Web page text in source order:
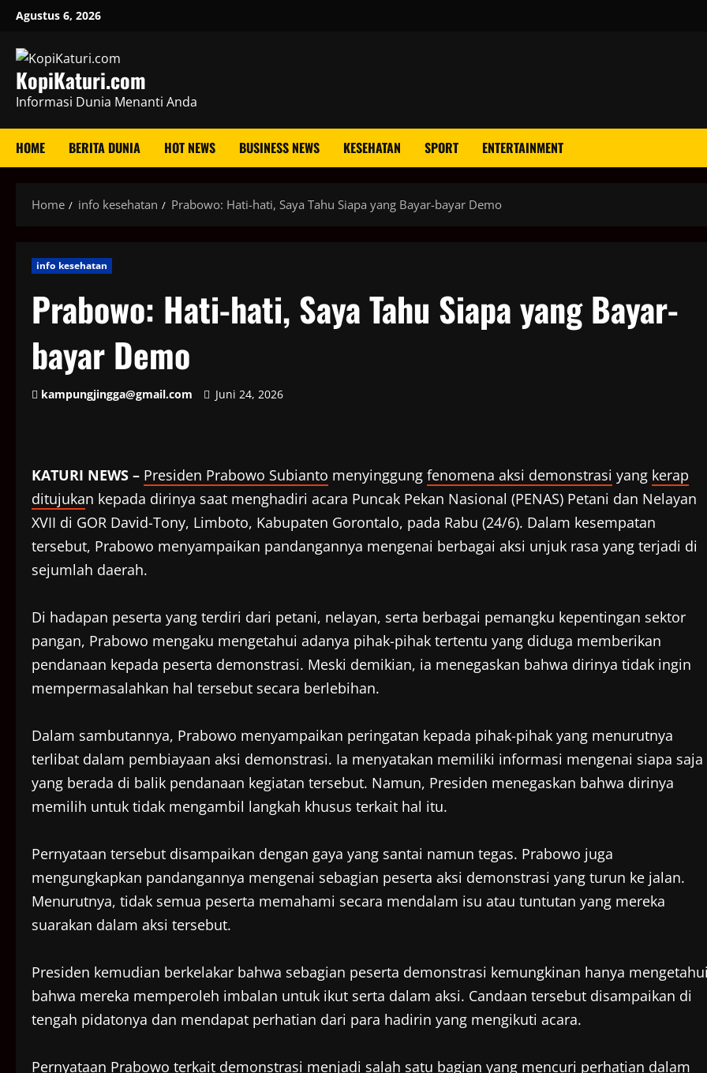
Skip
content
Agustus 6, 2026
KopiKaturi.com
Informasi Dunia Menanti Anda
HOME BERITA DUNIA HOT NEWS BUSINESS NEWS KESEHATAN SPORT ENTERTAINMENT
Home info kesehatan Prabowo: Hati-hati, Saya Tahu Siapa yang Bayar-bayar Demo
info kesehatan
Prabowo: Hati-hati, Saya Tahu Siapa yang Bayar-
bayar Demo
kampungjingga@gmail.com Juni 24, 2026
KATURI NEWS – Presiden Prabowo Subianto menyinggung fenomena aksi demonstrasi yang kerap
ditujukan kepada dirinya saat menghadiri acara Puncak Pekan Nasional (PENAS) Petani dan Nelayan
XVII di GOR David-Tony, Limboto, Kabupaten Gorontalo, pada Rabu (24/6). Dalam kesempatan
tersebut, Prabowo menyampaikan pandangannya mengenai berbagai aksi unjuk rasa yang terjadi di
sejumlah daerah.
Di hadapan peserta yang terdiri dari petani, nelayan, serta berbagai pemangku kepentingan sektor
pangan, Prabowo mengaku mengetahui adanya pihak-pihak tertentu yang diduga memberikan
pendanaan kepada peserta demonstrasi. Meski demikian, ia menegaskan bahwa dirinya tidak ingin
mempermasalahkan hal tersebut secara berlebihan.
Dalam sambutannya, Prabowo menyampaikan peringatan kepada pihak-pihak yang menurutnya
terlibat dalam pembiayaan aksi demonstrasi. Ia menyatakan memiliki informasi mengenai siapa saja
yang berada di balik pendanaan kegiatan tersebut. Namun, Presiden menegaskan bahwa dirinya
memilih untuk tidak mengambil langkah khusus terkait hal itu.
Pernyataan tersebut disampaikan dengan gaya yang santai namun tegas. Prabowo juga
mengungkapkan pandangannya mengenai sebagian peserta aksi demonstrasi yang turun ke jalan.
Menurutnya, tidak semua peserta memahami secara mendalam isu atau tuntutan yang mereka
suarakan dalam aksi tersebut.
Presiden kemudian berkelakar bahwa sebagian peserta demonstrasi kemungkinan hanya
bahwa mereka memperoleh imbalan untuk ikut serta dalam aksi. Candaan tersebut disampaikan di
tengah pidatonya dan mendapat perhatian dari para hadirin yang mengikuti acara.
Pernyataan Prabowo terkait demonstrasi menjadi salah satu bagian yang mencuri perhatian dalam